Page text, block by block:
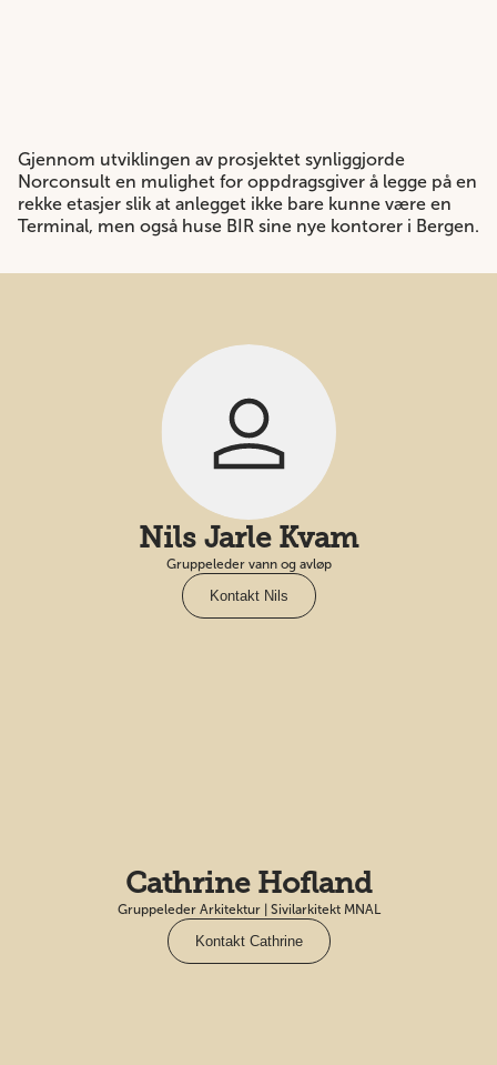
Gjennom utviklingen av prosjektet synliggjorde
Norconsult en mulighet for oppdragsgiver å legge på en
rekke etasjer slik at anlegget ikke bare kunne være en
Terminal, men også huse BIR sine nye kontorer i Bergen.
Nils Jarle Kvam
Gruppeleder vann og avløp
Kontakt Nils
Cathrine Hofland
Gruppeleder Arkitektur | Sivilarkitekt MNAL
Kontakt Cathrine